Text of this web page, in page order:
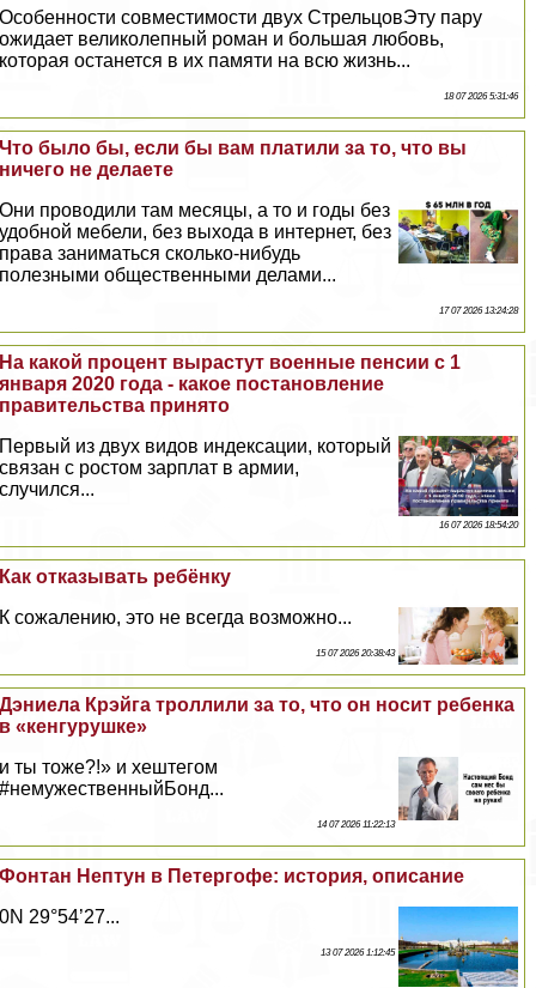
Особенности совместимости двух СтрельцовЭту пару
ожидает великолепный роман и большая любовь,
которая останется в их памяти на всю жизнь...
18 07 2026 5:31:46
Что было бы, если бы вам платили за то, что вы
ничего не делаете
Они проводили там месяцы, а то и годы без
удобной мебели, без выхода в интернет, без
права заниматься сколько-нибудь
полезными общественными делами...
17 07 2026 13:24:28
На какой процент вырастут военные пенсии с 1
января 2020 года - какое постановление
правительства принято
Первый из двух видов индексации, который
связан с ростом зарплат в армии,
случился...
16 07 2026 18:54:20
Как отказывать ребёнку
К сожалению, это не всегда возможно...
15 07 2026 20:38:43
Дэниела Крэйга троллили за то, что он носит ребенка
в «кенгурушке»
и ты тоже?!» и хештегом
#немужественныйБонд...
14 07 2026 11:22:13
Фонтан Нептун в Петергофе: история, описание
0N 29°54’27...
13 07 2026 1:12:45